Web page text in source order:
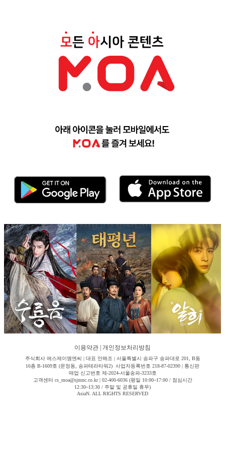
이용약관 개인정보처리방침
주식회사 에스제이엠엔씨 | 대표 안해조 | 서울특별시 송파구 송파대로 201, B동
16층 B-1609호 (문정동, 송파테라타워2) 사업자등록번호 218-87-02390 | 통신판
매업 신고번호 제-2024-서울송파-3233호
고객센터 cs_moa@sjmnc.co.kr | 02-400-6036 (평일 10:00~17:00 / 점심시간
12:30~13:30 / 주말 및 공휴일 휴무)
AsiaN. ALL RIGHTS RESERVED